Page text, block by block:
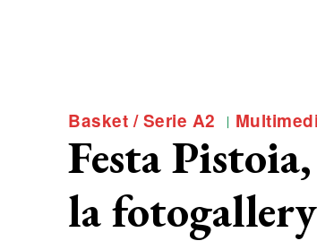
Basket / Serie A2
Festa
la fotogallery